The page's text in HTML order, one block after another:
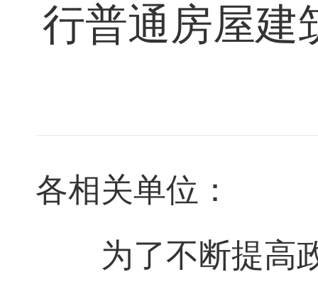
行普通房屋建
各相关单位：
为了不断提高